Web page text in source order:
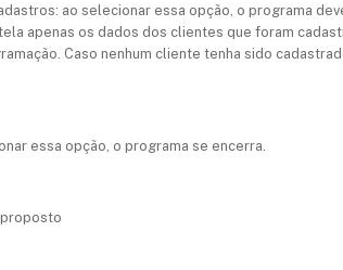
ao selecionar essa opção, o programa
apenas os dados dos clientes que foram
Caso nenhum cliente tenha sido
essa opção, o programa se encerra.